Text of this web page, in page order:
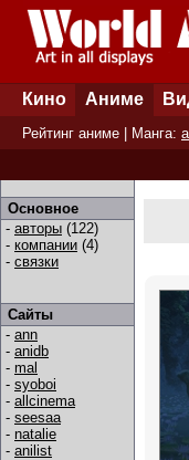
Кино Аниме
Рейтинг аниме | Манга:
Основное
- авторы (122)
- компании (4)
- связки
Сайты
- ann
- anidb
- mal
- syoboi
- allcinema
- seesaa
- natalie
- anilist